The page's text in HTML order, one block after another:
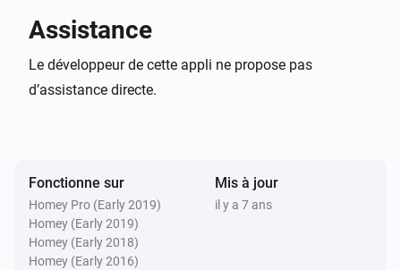
https://forum.athom.com/discussion/1376/screensavers
Assistance
Le développeur de cette appli ne propose pas
d’assistance directe.
Fonctionne sur
Homey Pro (Early 2019)
Homey (Early 2019)
Homey (Early 2018)
Homey (Early 2016)
Mis à jour
il y a 7 ans